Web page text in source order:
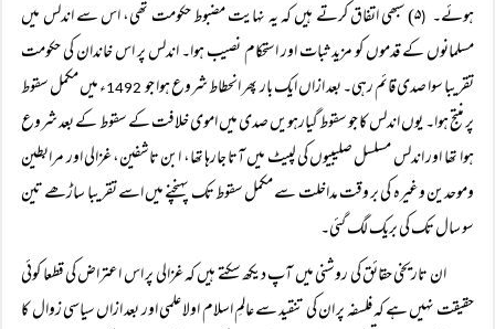
ہوئے۔ ( ۵) سبھی اتفاق کرتے ہیں کہ یہ نہایت مضبوط حکومت تھی، اس سے اندلس میں
مسلمانوں کے قدموں کو مزید ثبات اور استحکام نصیب ہوا۔ اندلس پر اس خاندان کی حکومت
تقریبا سوا صدی قائم رہی۔ بعد ازاں ایک بار پھر انحطاط شروع ہوا جو1492
ء میں مکمل سقوط
پر منتج ہوا۔ یوں اندلس کا جو سقوط گیارہویں صدی میں اموی خلافت کے سقوط کے بعد شروع
ہوا تھا اور اندلس مسلسل صلیبیوں کی لپیٹ میں آتا جارہا تھا، ابن تاشفین، غزالی اور مرابطین
وموحدین وغیرہ کی بر وقت مداخلت سے مکمل سقوط تک پہنچنے میں اسے تقریبا ساڑھے تین
سو سال تک کی بریک لگ گئی۔
ان تاریخی حقائق کی روشنی میں آپ دیکھ سکتے ہیں کہ غزالی پر اس اعتراض کی قطعا کوئی
حقیقت نہیں ہے کہ فلسفہ پر ان کی تنقید سے عالمِ اسلام اولا علمی اور بعد ازاں سیاسی زوال کا